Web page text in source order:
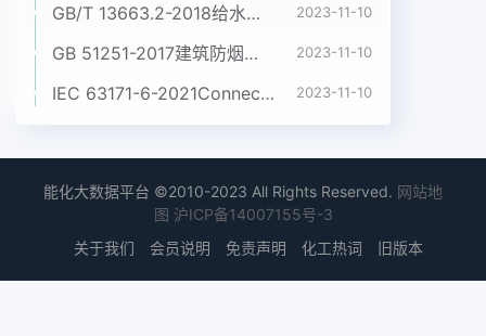
GB/T 13663.2-2018给水用聚乙烯(PE)管道系统 第2部分:管材 2023-11-10
GB 51251-2017建筑防烟排烟系统技术标准 2023-11-10
IEC 63171-6-2021Connectors for electrical and electronic equipment - Part 6: Detail specification for 2-way and 4-way (data/power), shielded, free and fixed connectors for power and data transmission with frequencies up to 600 MHz 2023-11-10
能化大数据平台 ©2010-2023 All Rights Reserved. 网站地
图 沪ICP备14007155号-3
关于我们
会员说明 免责声明 化工热词 旧版本